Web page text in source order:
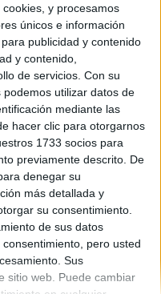
y procesamos
únicos e información
publicidad y contenido
y contenido,
de servicios. Con su
utilizar datos de
mediante las
hacer clic para otorgarnos
1733 socios para
previamente descrito. De
denegar su
más detallada y
su consentimiento.
de sus datos
pero usted
Sus
sitio web. Puede cambiar
de
serie
realidad
Noticias
Fortuna